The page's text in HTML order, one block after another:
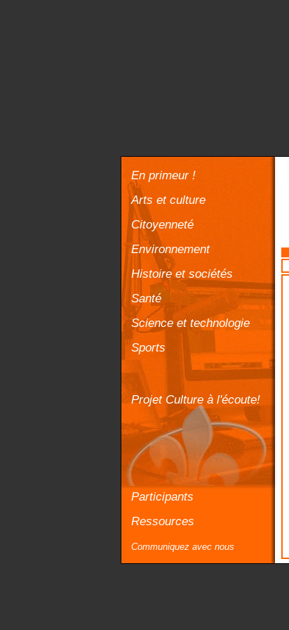
En primeur !
Arts et culture
Citoyenneté
Environnement
Histoire et sociétés
Santé
Science et technologie
Sports
Projet Culture à l'écoute!
Participants
Ressources
Communiquez avec nous